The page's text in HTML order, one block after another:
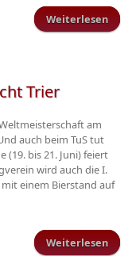
Weiterlesen
Trier
am
auch beim TuS tut
(19. bis 21. Juni) feiert
wird auch die I.
einem Bierstand auf
Weiterlesen